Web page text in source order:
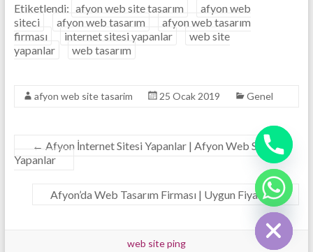
Etiketlendi: afyon web site tasarım
afyon web
siteci
afyon web tasarım
afyon web tasarım
firması
internet sitesi yapanlar
web site
yapanlar
web tasarım
afyon web site tasarim 25 Ocak 2019 Genel
← Afyon İnternet Sitesi Yapanlar | Afyon Web Sitesi
Yapanlar
Afyon’da Web Tasarım Firması | Uygun Fiyat |→
web site ping
H
i
d
e
c
h
a
y